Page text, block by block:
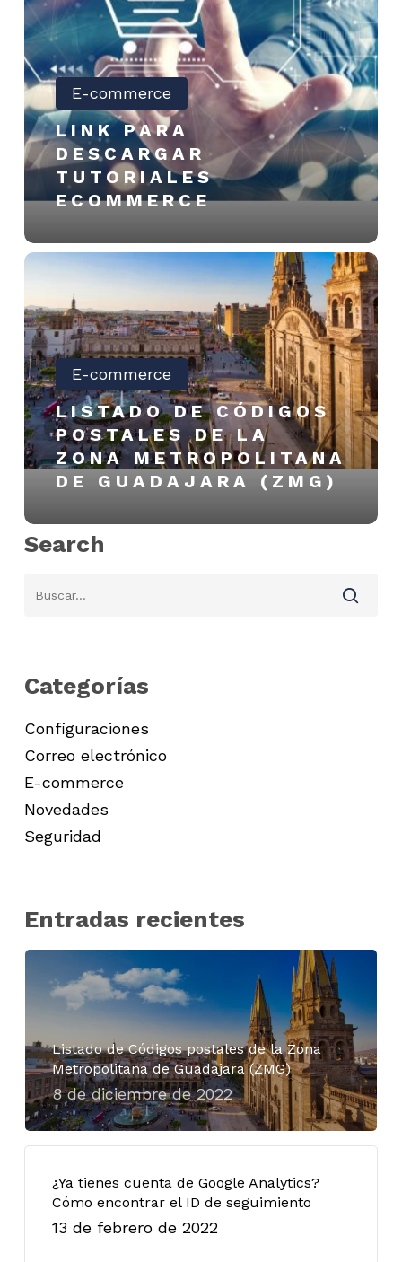
descargar
Tutoriales
ecommerce
E-commerce
LINK PARA
DESCARGAR
TUTORIALES
ECOMMERCE
Listado
Códigos
postales
de
la
Zona
Metropolitana
de
Guadajara
(ZMG)
E-commerce
LISTADO DE CÓDIGOS
POSTALES DE LA
ZONA METROPOLITANA
DE GUADAJARA (ZMG)
Search
Categorías
Configuraciones
Correo electrónico
E-commerce
Novedades
Seguridad
Entradas recientes
Listado de Códigos postales de la Zona
Metropolitana de Guadajara (ZMG)
8 de diciembre de 2022
¿Ya tienes cuenta de Google Analytics?
Cómo encontrar el ID de seguimiento
13 de febrero de 2022